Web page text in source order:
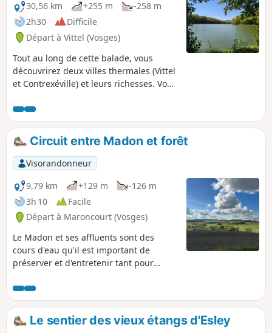
30,56 km
+255 m
-258 m
2h30
Difficile
Départ à Vittel (Vosges)
Tout au long de cette balade, vous
découvrirez deux villes thermales (Vittel
et Contrexéville) et leurs richesses. Vous
Mandres sur Vair et Norroy sur Vair,
avant de revenir à votre point de départ.
Circuit entre Madon et forêt
Visorandonneur
9,79 km
+129 m
-126 m
3h 10
Facile
Départ à Maroncourt (Vosges)
Le Madon et ses affluents sont des
cours d'eau qu'il est important de
préserver et d'entretenir tant pour
l’environnement car ils sont sources de
biodiversité, et sont à l'origine des
paysages que vous traverserez lors de
cette promenade.
Le sentier des vieux étangs d'Esley